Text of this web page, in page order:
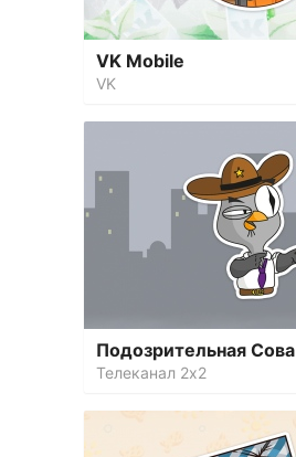
VK Mobile
VK
Подозрительная Сова
Телеканал 2х2